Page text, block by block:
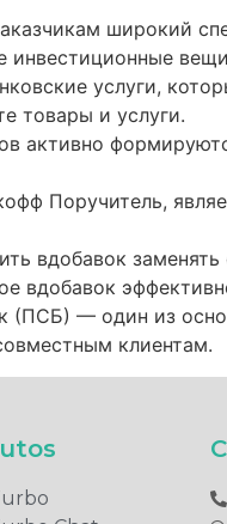
широкий
инвестиционные
услуги,
товары и услуги.
активно
Поручитель,
вдобавок
вдобавок
(ПСБ) — один из
клиентам.